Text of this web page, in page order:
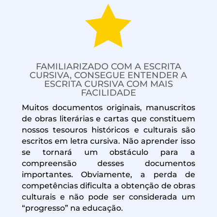

FAMILIARIZADO COM A ESCRITA
CURSIVA, CONSEGUE ENTENDER A
ESCRITA CURSIVA COM MAIS
FACILIDADE
Muitos documentos originais, manuscritos
de obras literárias e cartas que constituem
nossos tesouros históricos e culturais são
escritos em letra cursiva. Não aprender isso
se tornará um obstáculo para a
compreensão desses documentos
importantes. Obviamente, a perda de
competências dificulta a obtenção de obras
culturais e não pode ser considerada um
“progresso” na educação.